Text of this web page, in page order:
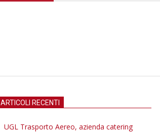
ARTICOLI RECENTI
UGL Trasporto Aereo, azienda catering